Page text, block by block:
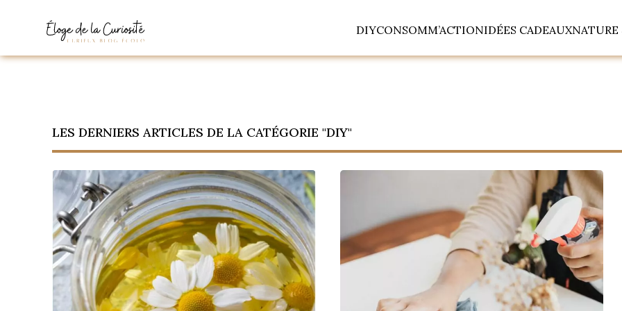
DIYCONSOMM’ACTIONIDÉES CADEAUXNATURE
RECOMMANDATION :
DIY- Spray Désinfectant
DIY - Dentifrice Maison
Recette du pudding vegan
DIY
LES DERNIERS ARTICLES DE LA CATÉGORIE "DIY"